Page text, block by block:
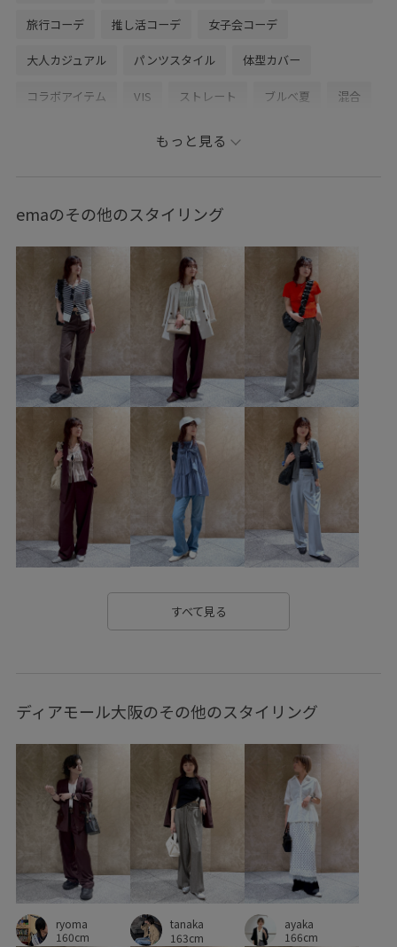
旅行コーデ 推し活コーデ 女子会コーデ
大人カジュアル パンツスタイル 体型カバー
コラボアイテム VIS ストレート ブルべ夏 混合
Tシャツ/カットソー
ショルダーバッグ シューズ
BVM76100 BVV36110 BVX75210
BVZ16150 0318PRESS対象商品 Exclusive_GW
MSpecial_pickup outer_pickup Ssize_akisuda
Tシャツ vispolo26vol6 VIS_2026SS_POLO
VIS_2026SS_POLO2 vis_okazakisae_may VIS_outdoor
VIS_outdoor2 vis_pickuppants vis_pickup_july_bag
VIS_smallsize Web限定カラー Wpickup_items
Wshoes_pickup Wtops_pickup お手入れしやすい
お気に入りアイテム_pickup お気に入り急上昇_pickup
みんながチェックしているアイテム_pickup
オールシーズン カジュアル カジュアルすぎない
カラーバリエーション豊富 カーディガン クッション
コントラスト シャツ シワになりにくい
シンプル シンプルなデザイン ジャケット スカート
ストレスフリー ストレートパンツ スラックス
セットアップ セットアップ対象商品 ソフトタッチ
タック デイリーで活躍 デイリー使い
もっと見る
emaのその他のスタイリング
すべて見る
ディアモール大阪のその他のスタイリング
ryoma
160cm
tanaka
163cm
ayaka
166cm